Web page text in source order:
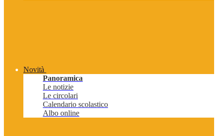
Novità
Panoramica
Le notizie
Le circolari
Calendario scolastico
Albo online